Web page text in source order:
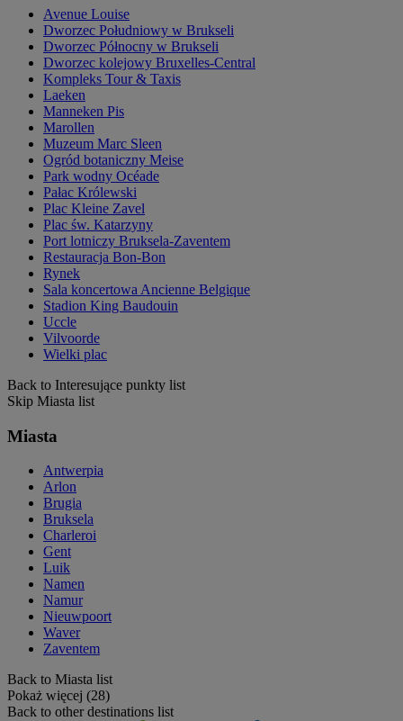
Avenue Louise
Dworzec Południowy w Brukseli
Dworzec Północny w Brukseli
Dworzec kolejowy Bruxelles-Central
Kompleks Tour & Taxis
Laeken
Manneken Pis
Marollen
Muzeum Marc Sleen
Ogród botaniczny Meise
Park wodny Océade
Pałac Królewski
Plac Kleine Zavel
Plac św. Katarzyny
Port lotniczy Bruksela-Zaventem
Restauracja Bon-Bon
Rynek
Sala koncertowa Ancienne Belgique
Stadion King Baudouin
Uccle
Vilvoorde
Wielki plac
Back to Interesujące punkty list
Skip Miasta list
Miasta
Antwerpia
Arlon
Brugia
Bruksela
Charleroi
Gent
Luik
Namen
Namur
Nieuwpoort
Waver
Zaventem
Back to Miasta list
Pokaż więcej (28)
Back to other destinations list